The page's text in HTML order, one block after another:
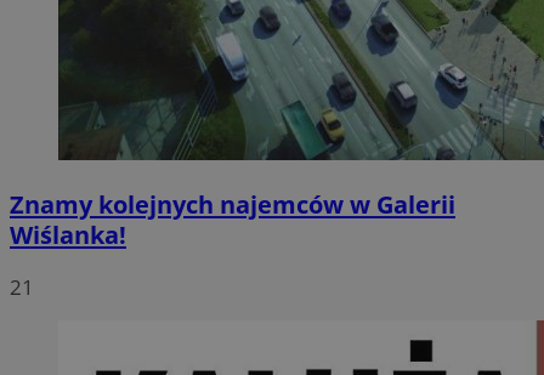
Znamy kolejnych najemców w Galerii
Wiślanka!
21